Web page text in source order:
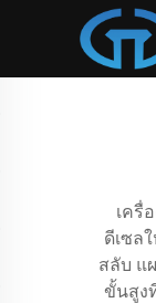
เครื่
ดีเซล
สลับ แ
ขั้นสูง